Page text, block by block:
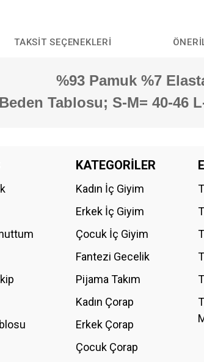
TAKSIT SEÇENEKLERI
%93 Pamuk %7
Beden Tablosu; S-M= 40-46
Bu ürüne ilk yorumu siz yapın!
KATEGORİLER
Kadın İç Giyim
Erkek İç Giyim
Çocuk İç Giyim
Fantezi Gecelik
Pijama Takım
Kadın Çorap
Erkek Çorap
Çocuk Çorap